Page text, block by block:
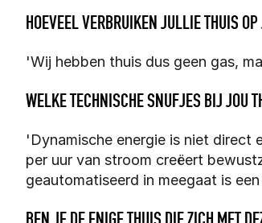
HOEVEEL VERBRUIKEN JULLIE THUIS
'Wij hebben thuis dus geen gas,
WELKE TECHNISCHE SNUFJES BIJ JOU
'Dynamische energie is niet direct
per uur van stroom creëert
geautomatiseerd in meegaat is